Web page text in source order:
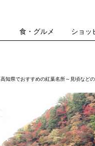
食・グルメ ショッ
高知県でおすすめの紅葉名所～見頃など